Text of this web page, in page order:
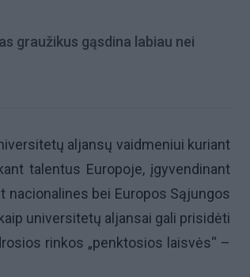
graužikus gąsdina labiau nei
aljansų vaidmeniui kuriant
talentus Europoje, įgyvendinant
nacionalines bei Europos Sąjungos
universitetų aljansai gali prisidėti
rinkos „penktosios laisvės“ –